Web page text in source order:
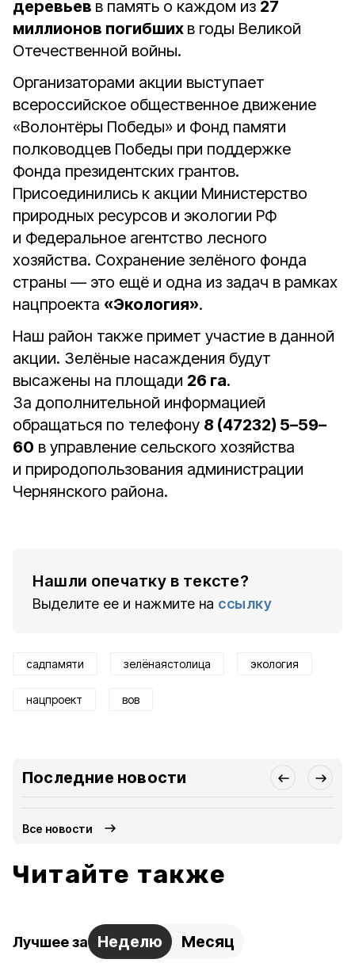
деревьев в память о каждом из 27
миллионов погибших в годы Великой
Отечественной войны.
Организаторами акции выступает
всероссийское общественное движение
«Волонтёры Победы» и Фонд памяти
полководцев Победы при поддержке
Фонда президентских грантов.
Присоединились к акции Министерство
природных ресурсов и экологии РФ
и Федеральное агентство лесного
хозяйства. Сохранение зелёного фонда
страны — это ещё и одна из задач в рамках
нацпроекта «Экология».
Наш район также примет участие в данной
акции. Зелёные насаждения будут
высажены на площади 26 га.
За дополнительной информацией
обращаться по телефону 8 (47232) 5–59–
60 в управление сельского хозяйства
и природопользования администрации
Чернянского района.
Нашли опечатку в тексте?
Выделите ее и нажмите на ссылку
садпамяти зелёнаястолица экология
нацпроект вов
Последние новости
Все новости
Читайте также
Лучшее за Неделю Месяц